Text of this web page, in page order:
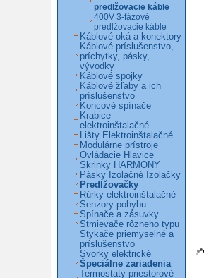
predlžovacie káble
400V 3-fázové
predlžovacie káble
Káblové oká a konektory
Káblové príslušenstvo,
príchytky, pásky,
vývodky
Káblové spojky
Káblové žľaby a ich
príslušenstvo
Koncové spínače
Krabice
elektroinštalačné
Lišty Elektroinštalačné
Modulárne prístroje
Ovládacie Hlavice
Skrinky HARMONY
Pásky Izolačné Izolačky
Predlžovačky
Rúrky elektroinštalačné
Senzory pohybu
Spínače a zásuvky
Stmievače rôzneho typu
Stykače priemyselné a
príslušenstvo
Svorky elektrické
Špeciálne zariadenia
Termostaty priestorové